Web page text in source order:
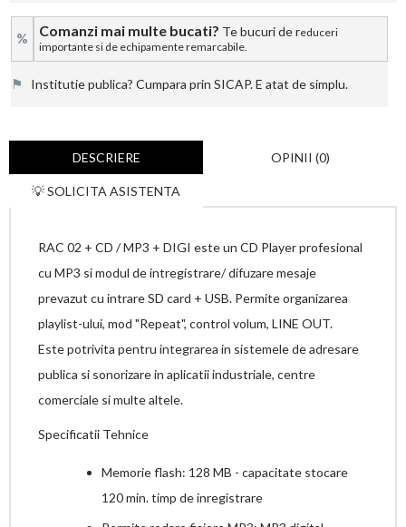
% Comanzi mai multe bucati? Te bucuri de reduceri
importante si de echipamente remarcabile.
⚑ Institutie publica? Cumpara prin SICAP. E atat de simplu.
DESCRIERE OPINII (0)
💡 SOLICITA ASISTENTA
RAC 02 + CD / MP3 + DIGI este un CD Player profesional
cu MP3 si modul de intregistrare/ difuzare mesaje
prevazut cu intrare SD card + USB. Permite organizarea
playlist-ului, mod "Repeat", control volum, LINE OUT.
Este potrivita pentru integrarea in sistemele de adresare
publica si sonorizare in aplicatii industriale, centre
comerciale si multe altele.
Specificatii Tehnice
Memorie flash: 128 MB - capacitate stocare
120 min. timp de inregistrare